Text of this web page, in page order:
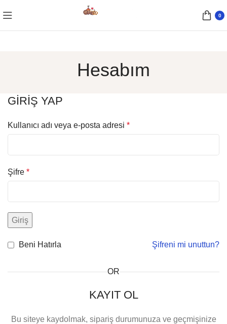
0
Hesabım
GIRIŞ YAP
Kullanıcı adı veya e-posta adresi *
Şifre *
Giriş
Şifreni mi unuttun?
Beni Hatırla
OR
KAYIT OL
Bu siteye kaydolmak, sipariş durumunuza ve geçmişinize